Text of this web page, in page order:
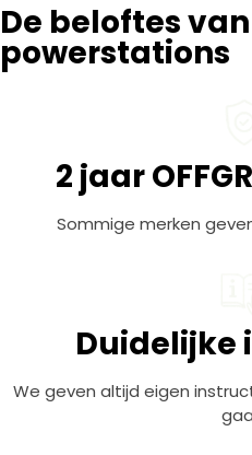
De beloftes van
powerstations
2 jaar
Sommige merken
Duidelijke
We geven altijd eigen